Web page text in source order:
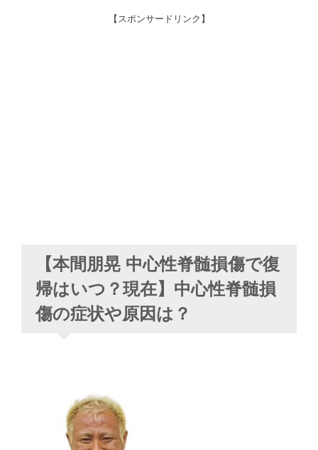
【スポンサードリンク】
【本間朋晃 中心性脊髄損傷で復
帰はいつ？現在】中心性脊髄損
傷の症状や原因は？